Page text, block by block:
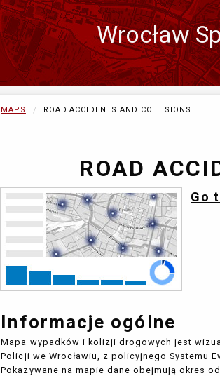
Wrocław
MAPS CURRENTLY:
ROAD ACCIDENTS AND COLLISIONS
ROAD
Go
Informacje ogólne
Mapa wypadków i kolizji drogowych jest
Policji we Wrocławiu, z policyjnego Systemu
Pokazywane na mapie dane obejmują okres